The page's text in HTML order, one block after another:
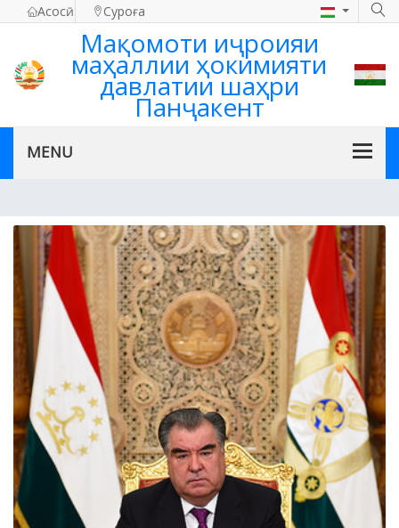
Асосӣ Суроға
Мақомоти иҷроияи
маҳаллии ҳокимияти
давлатии шаҳри
Панҷакент